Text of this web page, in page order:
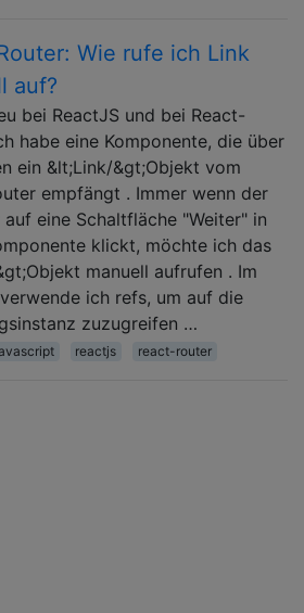
Wie rufe ich Link
auf?
bei ReactJS und bei React-
habe eine Komponente, die über
ein &lt;Link/&gt;Objekt vom
empfängt . Immer wenn der
auf eine Schaltfläche "Weiter" in
klickt, möchte ich das
manuell aufrufen . Im
ich refs, um auf die
zuzugreifen …
reactjs react-router